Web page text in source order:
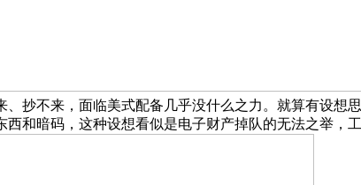
抄不来，面临美式配备几乎没什么之力。就算有设
和暗码，这种设想看似是电子财产掉队的无法之举，